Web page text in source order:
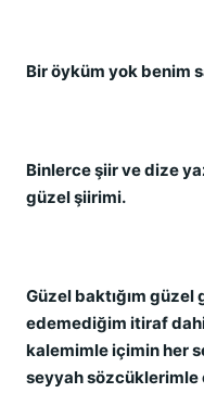
Bir öyküm yok benim
Binlerce şiir ve dize
güzel şiirimi.
Güzel baktığım
edemediğim itiraf
kalemimle içimin her
seyyah